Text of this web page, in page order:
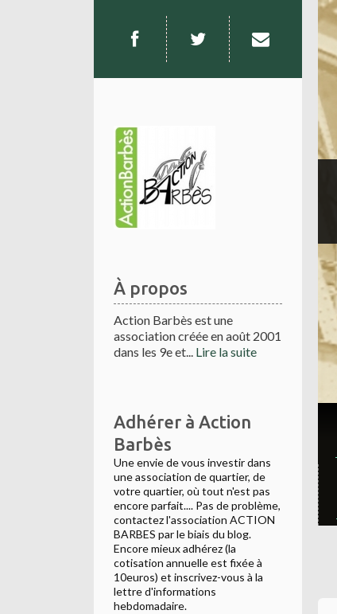
À propos
Action Barbès est une
association créée en août 2001
dans les 9e et... Lire la suite
Adhérer à Action
Barbès
Une envie de vous investir dans
une association de quartier, de
votre quartier, où tout n'est pas
encore parfait.... Pas de problème,
contactez l'association ACTION
BARBES par le biais du blog.
Encore mieux adhérez (la
cotisation annuelle est fixée à
10euros) et inscrivez-vous à la
lettre d'informations
hebdomadaire.